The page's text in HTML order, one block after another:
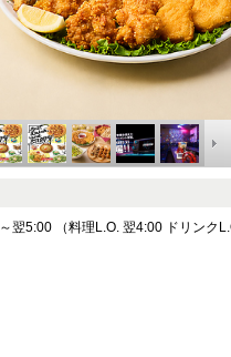
翌5:00 （料理L.O. 翌4:00 ドリンク